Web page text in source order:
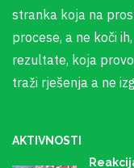
stranka koja na
procese, a ne koči
rezultate, koja
traži rješenja a ne
AKTIVNOSTI